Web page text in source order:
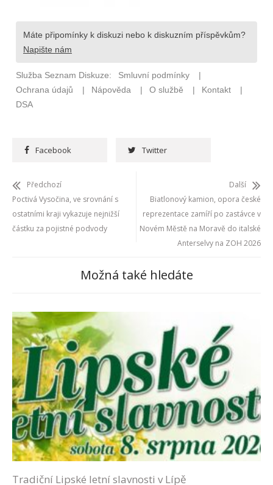
Facebook Twitter
Předchozí
Poctivá Vysočina, ve srovnání s
ostatními kraji vykazuje nejnižší
částku za pojistné podvody
Další
Biatlonový kamion, opora české
reprezentace zamíří po zastávce v
Novém Městě na Moravě do italské
Anterselvy na ZOH 2026
Možná také hledáte
Tradiční Lipské letní slavnosti v Lípě